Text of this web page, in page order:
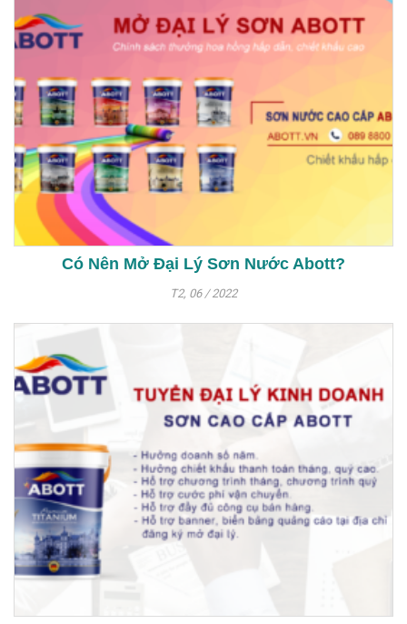
Có Nên Mở Đại Lý Sơn Nước Abott?
T2, 06 / 2022